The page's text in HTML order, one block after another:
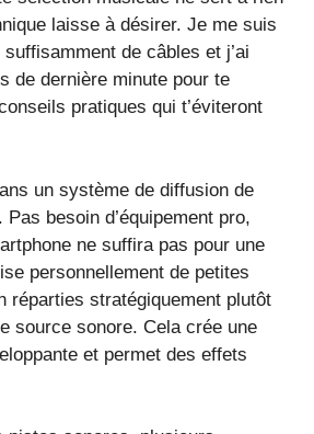
laisse à désirer. Je me suis
de câbles et j’ai
de dernière minute pour te
pratiques qui t’éviteront
un système de diffusion de
besoin d’équipement pro,
ne suffira pas pour une
personnellement de petites
réparties stratégiquement plutôt
source sonore. Cela crée une
et permet des effets